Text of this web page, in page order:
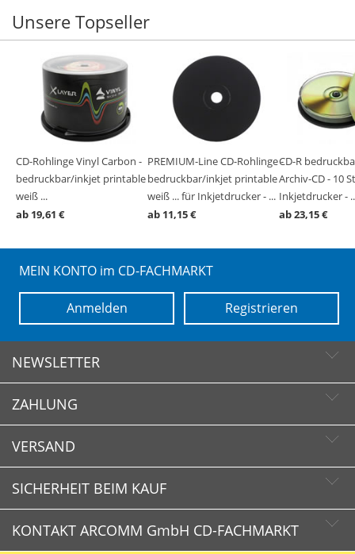
Unsere Topseller
CD-Rohlinge Vinyl Carbon -
bedruckbar/inkjet printable
weiß ...
ab 19,61 €
PREMIUM-Line CD-Rohlinge -
bedruckbar/inkjet printable
weiß ... für Inkjetdrucker - ...
ab 11,15 €
CD-R
Archiv-CD - 10
Inkjetdrucker -
ab 23,15 €
MEIN KONTO im CD-FACHMARKT
Registrieren
Anmelden
NEWSLETTER
Newsletter abonnieren
Newsletter abbestellen
ZAHLUNG
VERSAND
SICHERHEIT BEIM KAUF
CD-FACHMARKT.de
KONTAKT ARCOMM GmbH CD-FACHMARKT